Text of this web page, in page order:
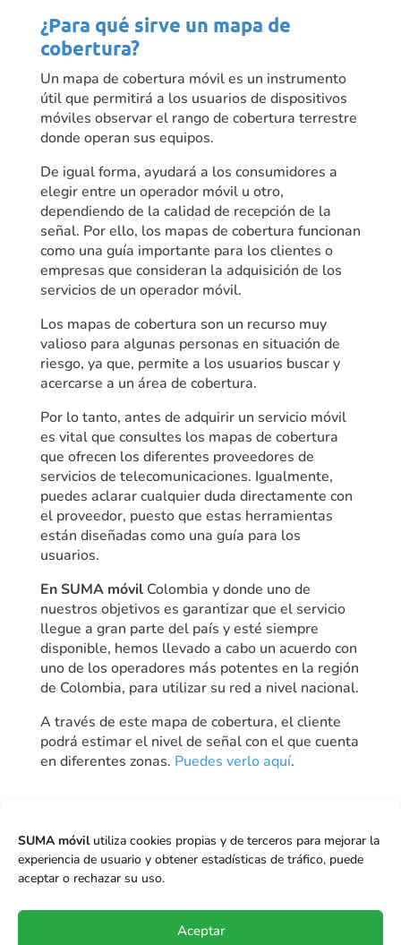
SUMA móvilutiliza cookies propias y de terceros para mejorar la
experiencia de usuario y obtener estadísticas de tráfico, puede
aceptar o rechazar su uso.
Aceptar
¿Para qué sirve un mapa de
cobertura?
Un mapa de cobertura móvil es un instrumento
útil que permitirá a los usuarios de dispositivos
móviles observar el rango de cobertura terrestre
donde operan sus equipos.
De igual forma, ayudará a los consumidores a
elegir entre un operador móvil u otro,
dependiendo de la calidad de recepción de la
señal. Por ello, los mapas de cobertura funcionan
como una guía importante para los clientes o
empresas que consideran la adquisición de los
servicios de un operador móvil.
Los mapas de cobertura son un recurso muy
valioso para algunas personas en situación de
riesgo, ya que, permite a los usuarios buscar y
acercarse a un área de cobertura.
Por lo tanto, antes de adquirir un servicio móvil
es vital que consultes los mapas de cobertura
que ofrecen los diferentes proveedores de
servicios de telecomunicaciones. Igualmente,
puedes aclarar cualquier duda directamente con
el proveedor, puesto que estas herramientas
están diseñadas como una guía para los
usuarios.
En SUMA móvilColombia y donde uno de
nuestros objetivos es garantizar que el servicio
llegue a gran parte del país y esté siempre
disponible, hemos llevado a cabo un acuerdo con
uno de los operadores más potentes en la región
de Colombia, para utilizar su red a nivel nacional.
A través de este mapa de cobertura, el cliente
podrá estimar el nivel de señal con el que cuenta
en diferentes zonas. Puedes verlo aquí.
Más información